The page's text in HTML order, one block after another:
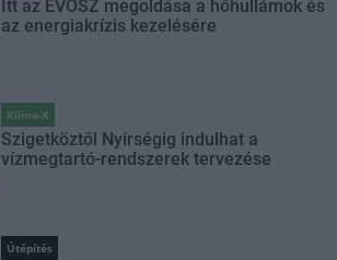
Itt az ÉVOSZ megoldása a hőhullámok és
az energiakrízis kezelésére
Klíma-X
Szigetköztől Nyírségig indulhat a
vízmegtartó-rendszerek tervezése
Útépítés